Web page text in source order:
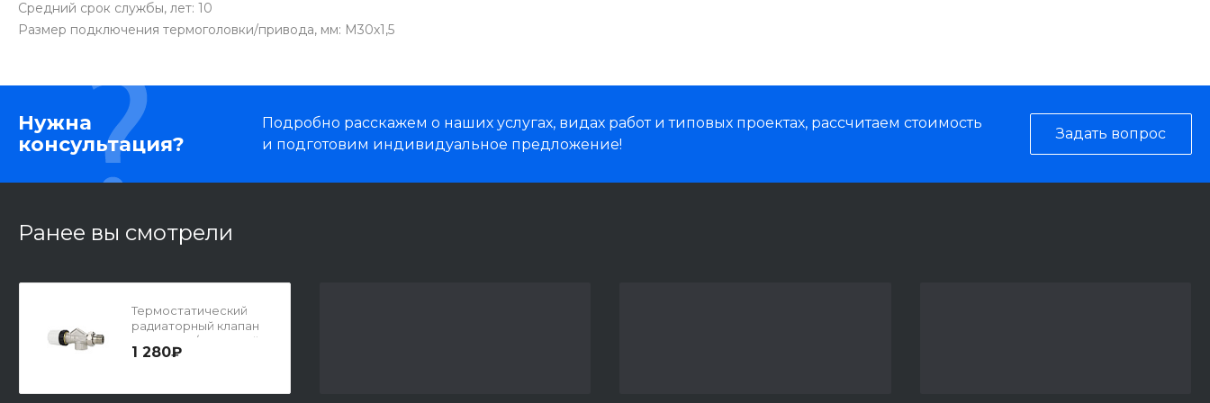
Средний срок службы, лет: 10
Размер подключения термоголовки/привода, мм: М30х1,5
Нужна
консультация?
Подробно расскажем о наших услугах, видах работ и типовых проектах, рассчитаем стоимость
и подготовим индивидуальное предложение!
Задать вопрос
Ранее вы смотрели
Термостатический
радиаторный клапан
Varmega, 1/2", осевой
1 280₽